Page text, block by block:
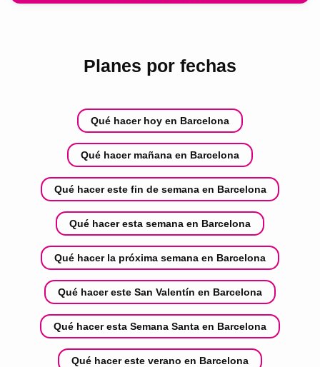
Planes por fechas
Qué hacer hoy en Barcelona
Qué hacer mañana en Barcelona
Qué hacer este fin de semana en Barcelona
Qué hacer esta semana en Barcelona
Qué hacer la próxima semana en Barcelona
Qué hacer este San Valentín en Barcelona
Qué hacer esta Semana Santa en Barcelona
Qué hacer este verano en Barcelona